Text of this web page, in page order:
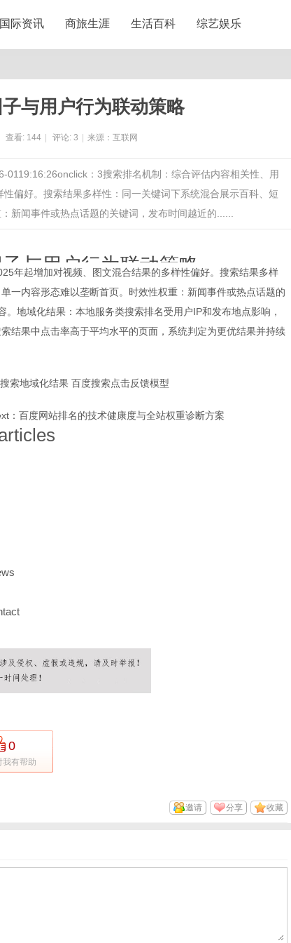
国际资讯 商旅生涯 生活百科 综艺娱乐
与用户行为联动策略
查看: 144 评论: 3 来源：互联网
：3搜索排名机制：综合评估内容相关性、用
偏好。搜索结果多样性：同一关键词下系统混合展示百科、短
新闻事件或热点话题的关键词，发布时间越近的......
与用户行为联动策略
onclick： 3
年起增加对视频、图文混合结果的多样性偏好。搜索结果多样
一内容形态难以垄断首页。时效性权重：新闻事件或热点话题的
地域化结果：本地服务类搜索排名受用户IP和发布地点影响，
结果中点击率高于平均水平的页面，系统判定为更优结果并持续
索地域化结果 百度搜索点击反馈模型
： 百度网站排名的技术健康度与全站权重诊断方案
0
我有帮助
收藏
分享
邀请